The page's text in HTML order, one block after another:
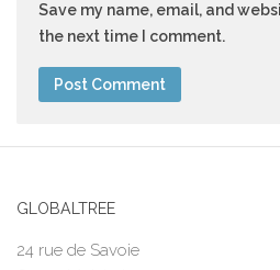
Save my name, email, and
the next time I comment.
GLOBALTREE
24 rue de Savoie